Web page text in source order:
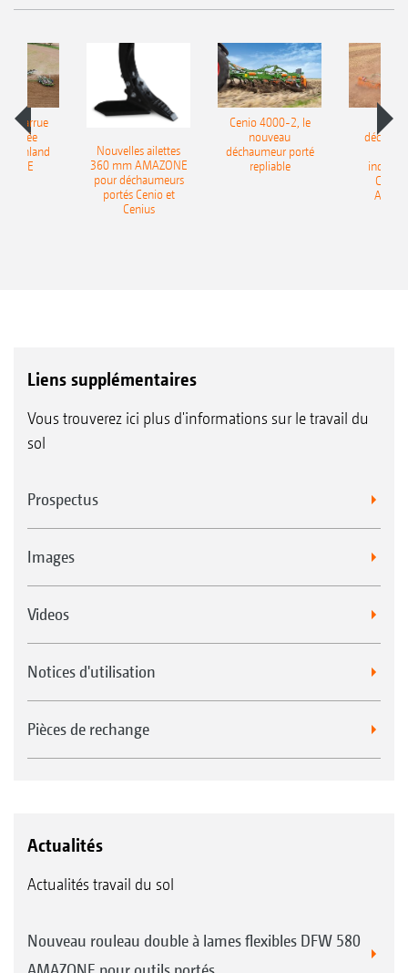
charrue
portée
Onland
Nouvelles ailettes
360 mm AMAZONE
pour déchaumeurs
portés Cenio et
Cenius
Cenio 4000-2, le
nouveau
déchaumeur porté
repliable
Liens supplémentaires
Vous trouverez ici plus d'informations sur le travail du
sol
Prospectus
Images
Videos
Notices d'utilisation
Pièces de rechange
Actualités
Actualités travail du sol
Nouveau rouleau double à lames flexibles DFW 580